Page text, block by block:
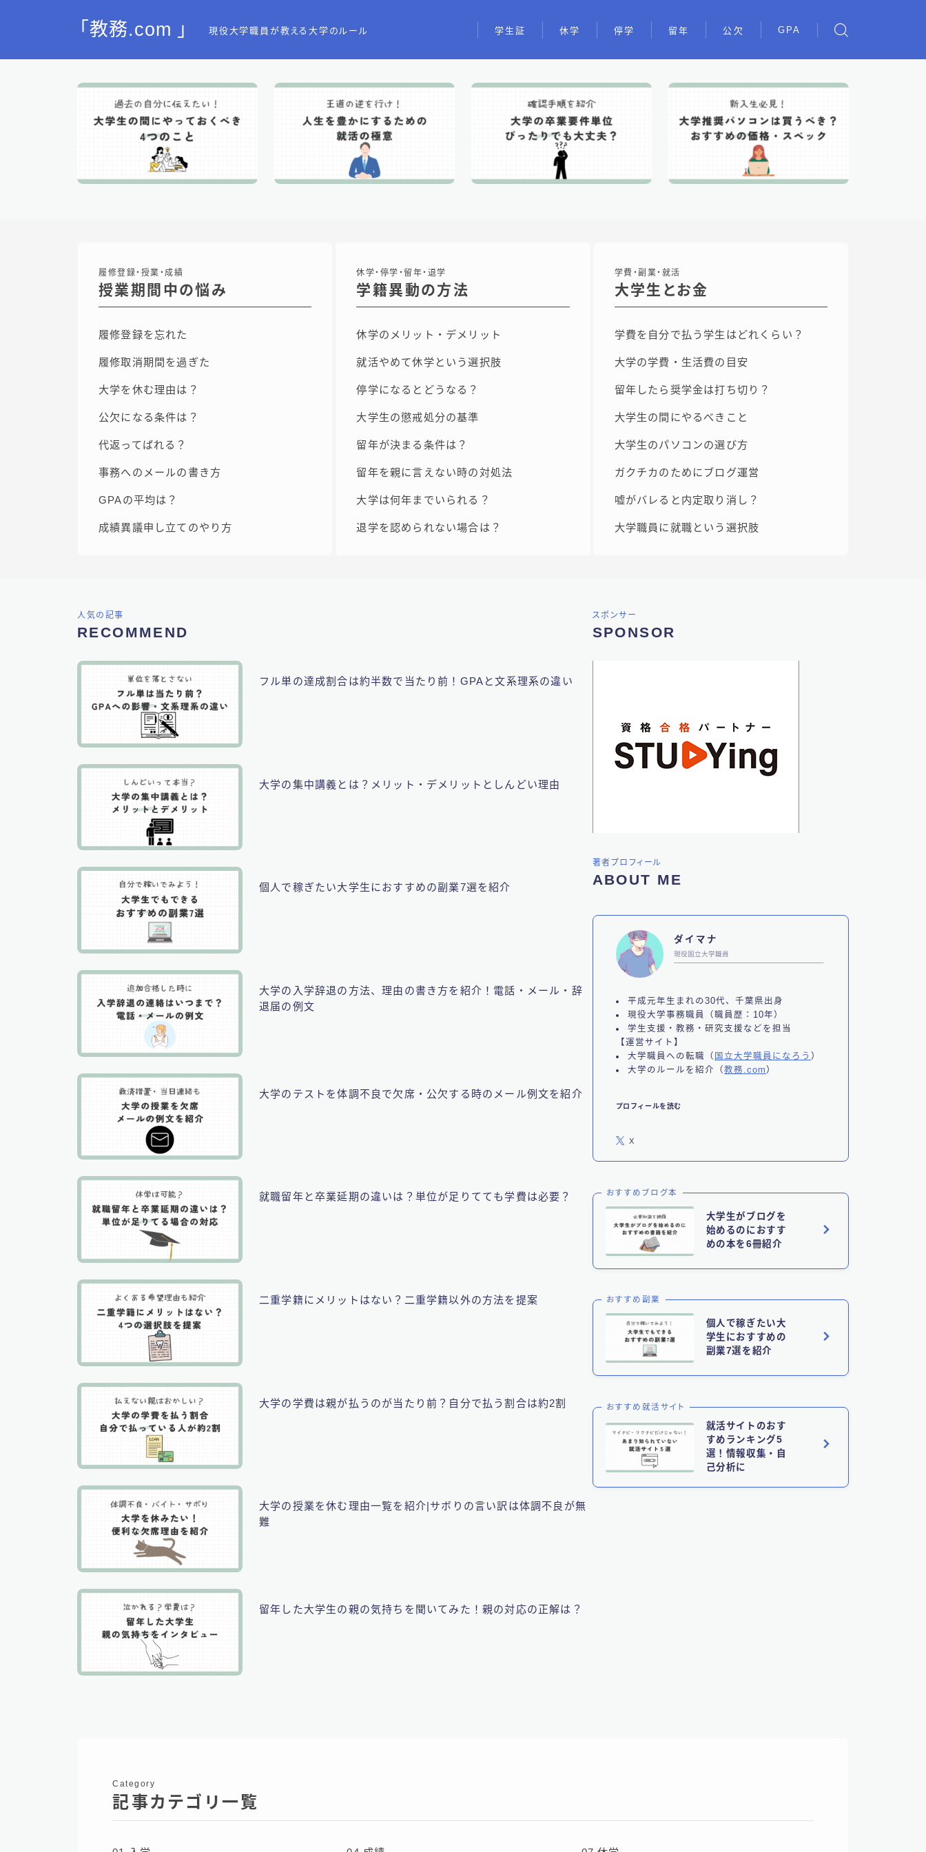
「教務.com 」 現役大学職員が教える大学のルール 学生証 休学 停学 留年 公欠 GPA
履修登録・授業・成績
授業期間中の悩み
履修登録を忘れた
履修取消期間を過ぎた
大学を休む理由は？
公欠になる条件は？
代返ってばれる？
事務へのメールの書き方
GPAの平均は？
成績異議申し立てのやり方
休学・停学・留年・退学
学籍異動の方法
休学のメリット・デメリット
就活やめて休学という選択肢
停学になるとどうなる？
大学生の懲戒処分の基準
留年が決まる条件は？
留年を親に言えない時の対処法
大学は何年までいられる？
退学を認められない場合は？
学費・副業・就活
大学生とお金
学費を自分で払う学生はどれ くらい？
大学の学費・生活費の目安
留年したら奨学金は打ち切り？
大学生の間にやるべきこと
大学生のパソコンの選び方
ガクチカのためにブログ運営
嘘がバレると内定取り消し？
大学職員に就職という選択肢
人気の記事
RECOMMEND
フル単の達成割合は約半数で当たり前！GPAと文系理系の違い
大学の集中講義とは？メリット・デメリットとしんどい理由
個人で稼ぎたい大学生におすすめの副業7選を紹介
大学の入学辞退の方法、理由の書き方を紹介！電話・メール・辞
退届の例文
大学のテストを体調不良で欠席・公欠する時のメール例文を紹介
就職留年と卒業延期の違いは？単位が足りてても学費は必要？
二重学籍にメリットはない？二重学籍以外の方法を提案
大学の学費は親が払うのが当たり前？自分で払う割合は約2割
大学の授業を休む理由一覧を紹介|サボりの言い訳は体調不良が無
難
留年した大学生の親の気持ちを聞いてみた！親の対応の正解は？
スポンサー
SPONSOR
著者プロフィール
ABOUT ME
ダイマナ
現役国立大学職員
平成元年生まれの30代、千葉県出身
現役大学事務職員（職員歴：10年）
学生支援・教務・研究支援などを担当
【運営サイト】
大学職員への転職（ 国立大学職員になろう ）
大学のルールを紹介（教務.com ）
プロフィールを読む
X
おすすめブログ本
大学生がブログを
始めるのにおすす
めの本を6冊紹介
おすすめ副業
個人で稼ぎたい大
学生におすすめの
副業7選を紹介
おすすめ就活サイト
就活サイトのおす
すめランキング5
選！情報収集・自
己分析に
Category
記事カテゴリ一覧